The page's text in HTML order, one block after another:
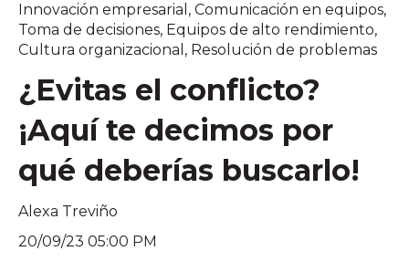
Innovación empresarial , Comunicación en equipos,
Toma de decisiones, Equipos de alto rendimiento,
Cultura organizacional , Resolución de problemas
¿Evitas el conflicto?
¡Aquí te decimos por
qué deberías buscarlo!
Alexa Treviño
20/09/23 05:00 PM